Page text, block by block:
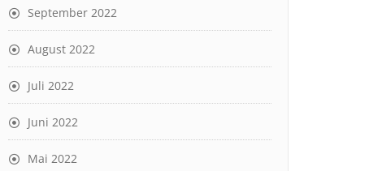
September 2022
August 2022
Juli 2022
Juni 2022
Mai 2022